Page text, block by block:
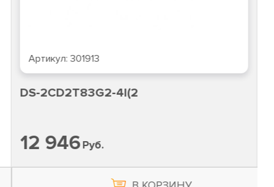
Артикул:301913
DS-2CD2T83G2-4I(2
12 946Руб.